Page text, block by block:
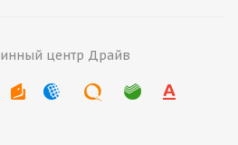
центр Драйв